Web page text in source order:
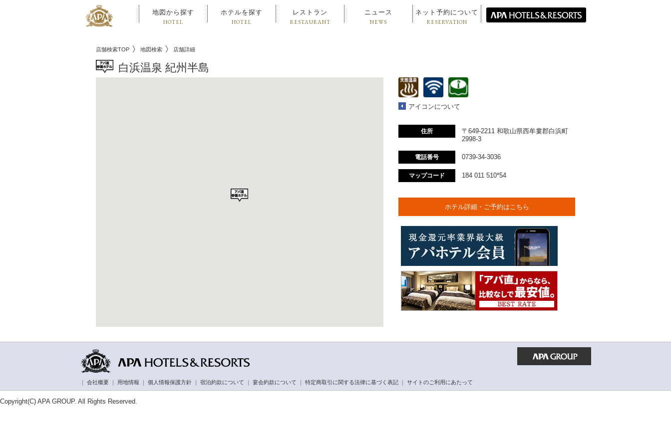
地図から探す
HOTEL
ホテルを探す
HOTEL
レストラン
RESTAURANT
ニュース
NEWS
ネット予約について
RESERVATION
店舗検索TOP 地図検索 店舗詳細
白浜温泉 紀州半島
アイコンについて
住所
〒649-2211 和歌山県西牟婁郡白浜町
2998-3
電話番号 0739-34-3036
マップコード 184 011 510*54
ホテル詳細・ご予約はこちら
｜ 会社概要 ｜ 用地情報 ｜ 個人情報保護方針 ｜ 宿泊約款について ｜ 宴会約款について ｜ 特定商取引に関する法律に基づく表記 ｜ サイトのご利用にあたって
Copyright(C) APA GROUP. All Rights Reserved.